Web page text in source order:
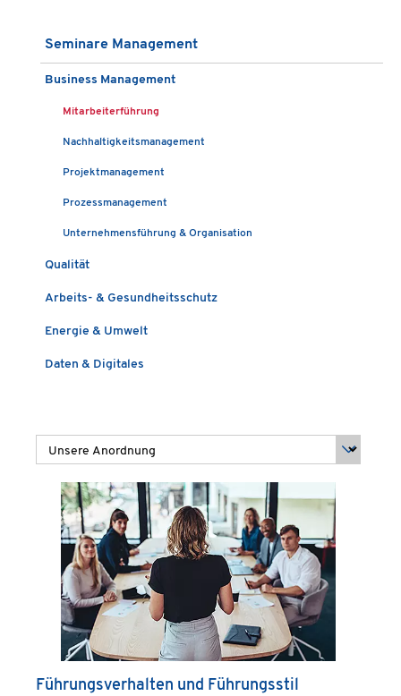
Seminare Management
Business Management
Mitarbeiterführung
Nachhaltigkeitsmanagement
Projektmanagement
Prozessmanagement
Unternehmensführung & Organisation
Qualität
Arbeits- & Gesundheitsschutz
Energie & Umwelt
Daten & Digitales
Führungsverhalten und Führungsstil